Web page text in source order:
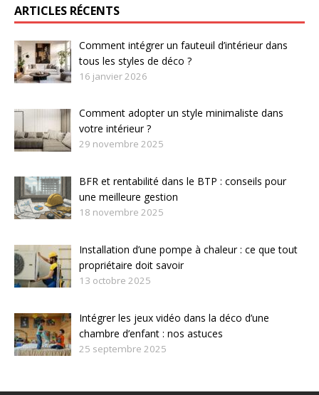
ARTICLES RÉCENTS
Comment intégrer un fauteuil d’intérieur dans
tous les styles de déco ?
16 janvier 2026
Comment adopter un style minimaliste dans
votre intérieur ?
29 novembre 2025
BFR et rentabilité dans le BTP : conseils pour
une meilleure gestion
18 novembre 2025
Installation d’une pompe à chaleur : ce que tout
propriétaire doit savoir
13 octobre 2025
Intégrer les jeux vidéo dans la déco d’une
chambre d’enfant : nos astuces
25 septembre 2025